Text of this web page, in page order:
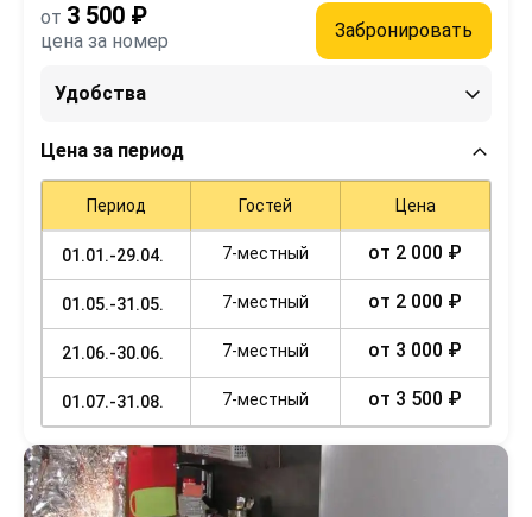
от 3 500 ₽
цена за номер Забронировать
Удобства
Цена за период
Период Гостей Цена
01.01.-29.04. 7-местный от 2 000 ₽
01.05.-31.05. 7-местный от 2 000 ₽
21.06.-30.06. 7-местный от 3 000 ₽
01.07.-31.08. 7-местный от 3 500 ₽